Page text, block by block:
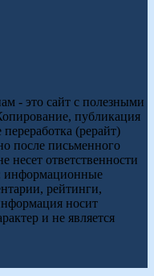
- это сайт с полезными
публикация
(рерайт)
после письменного
несет ответственности
информационные
рейтинги,
носит
и не является